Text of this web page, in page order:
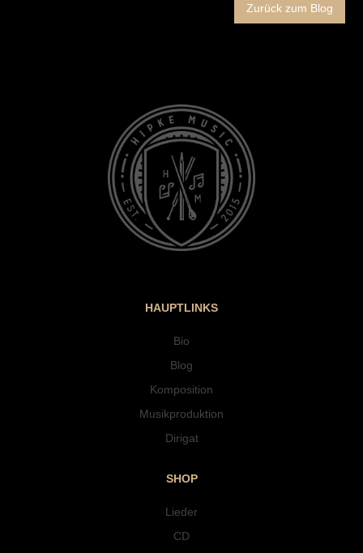
Zurück zum Blog
HAUPTLINKS
Bio
Blog
Komposition
Musikproduktion
Dirigat
SHOP
Lieder
CD